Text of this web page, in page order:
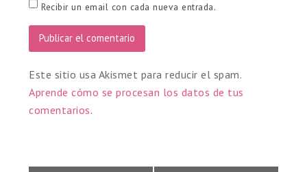
Recibir un email con cada nueva entrada.
Este sitio usa Akismet para reducir el spam.
Aprende cómo se procesan los datos de tus
comentarios.